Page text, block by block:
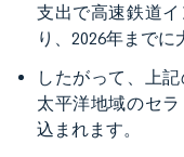
支出で高速鉄道
り、2026年までに
したがって、上
太平洋地域のセ
込まれます。